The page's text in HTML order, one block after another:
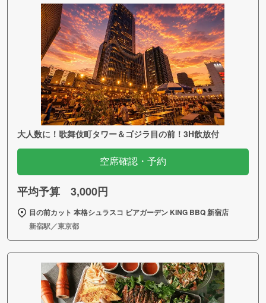
大人数に！歌舞伎町タワー＆ゴジラ目の前！3H飲放付
空席確認・予約
平均予算 3,000円
目の前カット 本格シュラスコ ビアガーデン KING BBQ 新宿店
新宿駅／東京都